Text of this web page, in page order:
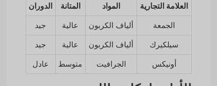
العلامة التجارية المواد المتانة
الدوران
الجمعة
ألياف الكربون عالية
جيد
سيلكيرك
ألياف الكربون عالية
جيد
أونيكس
الجرافيت متوسط عادل